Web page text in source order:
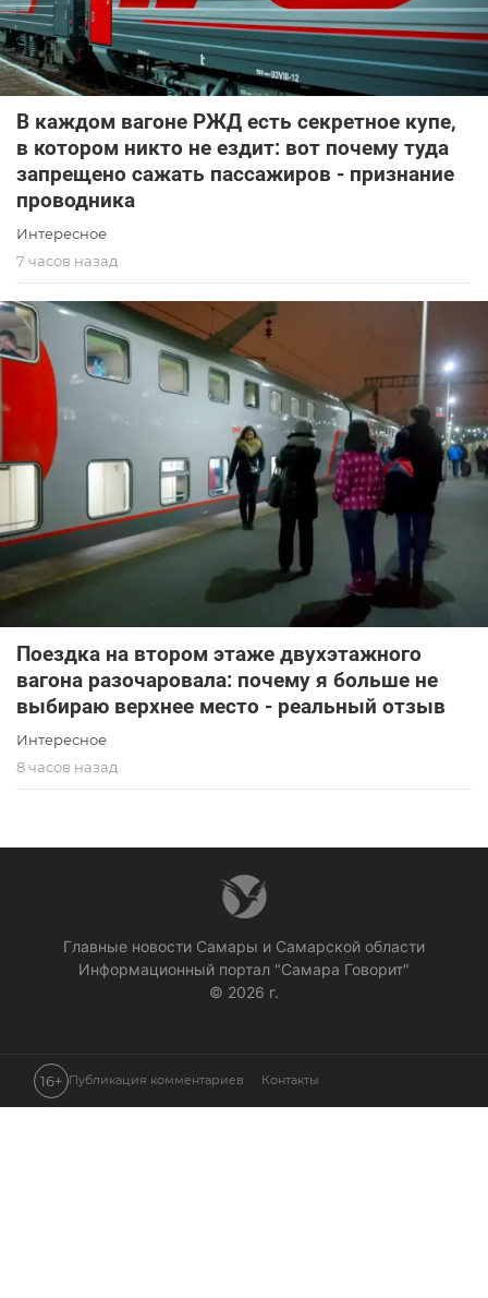
В каждом вагоне РЖД есть секретное купе,
в котором никто не ездит: вот почему туда
запрещено сажать пассажиров - признание
проводника
Интересное
7 часов назад
Поездка на втором этаже двухэтажного
вагона разочаровала: почему я больше не
выбираю верхнее место - реальный отзыв
Интересное
8 часов назад
Главные новости Самары и Самарской области
Информационный портал "Самара Говорит"
© 2026 г.
16+ Публикация комментариев Контакты